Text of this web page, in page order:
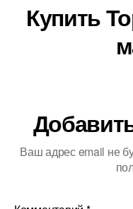
Купить
Ваш адрес email не